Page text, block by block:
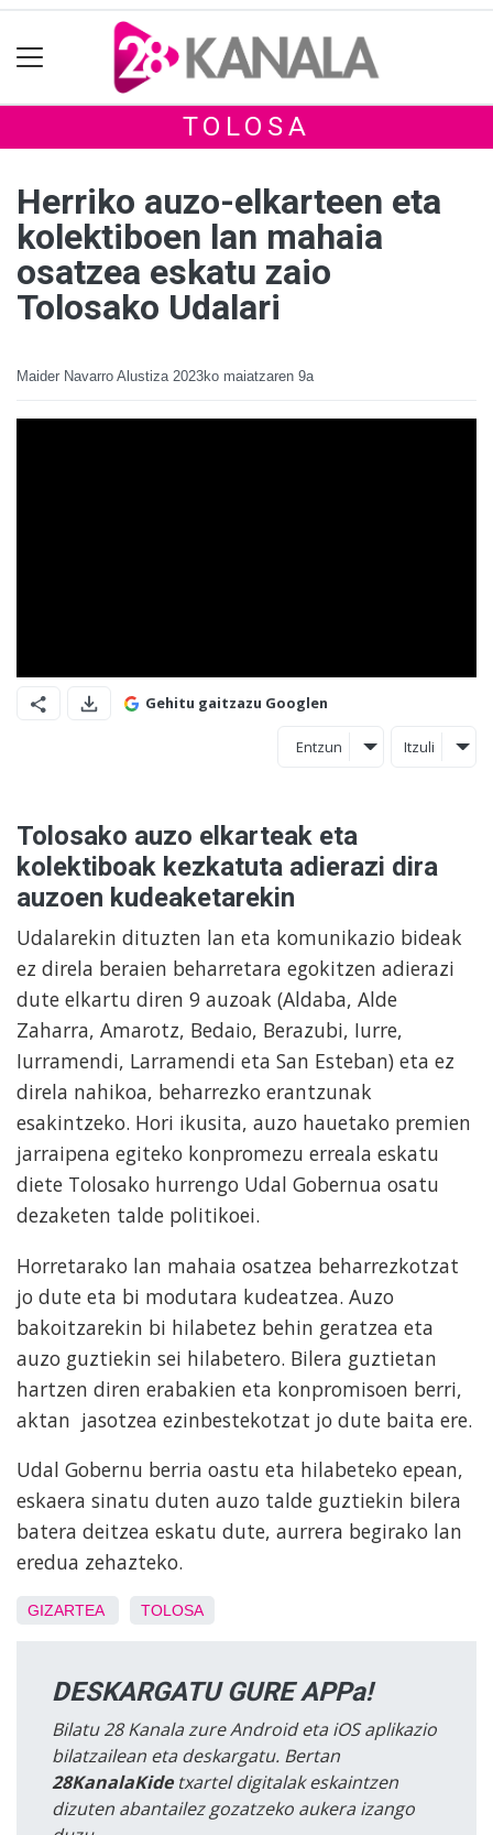
TOLOSA
Herriko auzo-elkarteen eta
kolektiboen lan mahaia
osatzea eskatu zaio
Tolosako Udalari
Maider Navarro Alustiza 2023ko maiatzaren 9a
Gehitu gaitzazu Googlen
Entzun Itzuli
Tolosako auzo elkarteak eta
kolektiboak kezkatuta adierazi dira
auzoen kudeaketarekin
Udalarekin dituzten lan eta komunikazio bideak
ez direla beraien beharretara egokitzen adierazi
dute elkartu diren 9 auzoak (Aldaba, Alde
Zaharra, Amarotz, Bedaio, Berazubi, Iurre,
Iurramendi, Larramendi eta San Esteban) eta ez
direla nahikoa, beharrezko erantzunak
esakintzeko. Hori ikusita, auzo hauetako premien
jarraipena egiteko konpromezu erreala eskatu
diete Tolosako hurrengo Udal Gobernua osatu
dezaketen talde politikoei.
Horretarako lan mahaia osatzea beharrezkotzat
jo dute eta bi modutara kudeatzea. Auzo
bakoitzarekin bi hilabetez behin geratzea eta
auzo guztiekin sei hilabetero. Bilera guztietan
hartzen diren erabakien eta konpromisoen berri,
aktan jasotzea ezinbestekotzat jo dute baita ere.
Udal Gobernu berria oastu eta hilabeteko epean,
eskaera sinatu duten auzo talde guztiekin bilera
batera deitzea eskatu dute, aurrera begirako lan
eredua zehazteko.
GIZARTEA TOLOSA
DESKARGATU GURE APPa!
Bilatu 28 Kanala zure Android eta iOS aplikazio
bilatzailean eta deskargatu. Bertan
28KanalaKidetxartel digitalak eskaintzen
dizuten abantailez gozatzeko aukera izango